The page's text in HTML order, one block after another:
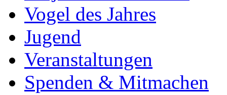
Vogel des Jahres
Jugend
Veranstaltungen
Spenden & Mitmachen